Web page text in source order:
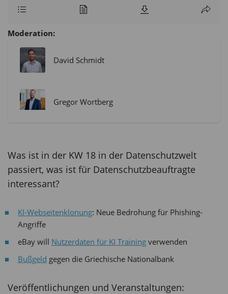
Moderation:
David Schmidt
Gregor Wortberg
Was ist in der KW 18 in der Datenschutzwelt
passiert, was ist für Datenschutzbeauftragte
interessant?
KI-Webseitenklonung: Neue Bedrohung für Phishing-
Angriffe
eBay will Nutzerdaten für KI Training verwenden
Bußgeld gegen die Griechische Nationalbank
Veröffentlichungen und Veranstaltungen: